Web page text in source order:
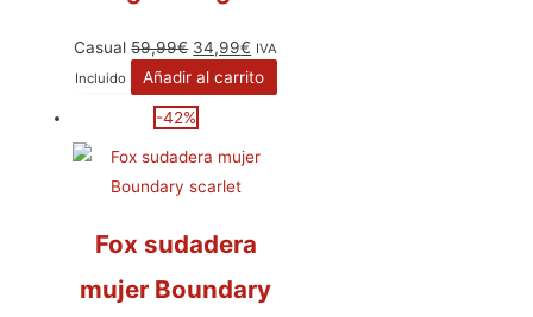
Casual59,99€ 34,99€ IVA
Incluido
Añadir al carrito
-42%
Fox sudadera
mujer Boundary